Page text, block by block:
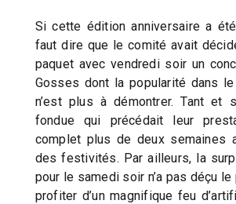
Si cette édition anniversaire a
faut dire que le comité avait
paquet avec vendredi soir un
Gosses dont la popularité dans
n’est plus à démontrer. Tant et
fondue qui précédait leur
complet plus de deux semaines
des festivités. Par ailleurs, la
pour le samedi soir n’a pas déçu
profiter d’un magnifique feu